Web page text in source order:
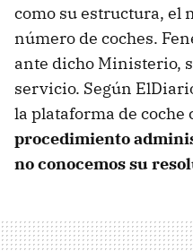
como su estructura, el
número de coches.
ante dicho Ministerio,
servicio. Según
la plataforma de coche
procedimiento
no conocemos su